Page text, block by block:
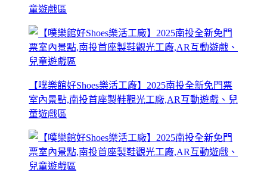
童遊戲區
【噗樂館好Shoes樂活工廠】2025南投全新免門票
室內景點,南投首座製鞋觀光工廠,AR互動遊戲、兒
童遊戲區